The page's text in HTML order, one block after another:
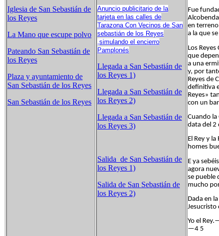
Iglesia de San Sebastián de
los Reyes
La Mano que escupe polvo
Pateando San Sebastián de
los Reyes
Plaza y ayuntamiento de
San Sebastián de los Reyes
San Sebastián de los Reyes
Anuncio publicitario de la
tarjeta en las calles de
Tarazona Con Vecinos de San
sebastián de los Reyes
,simulando el encierro
Pamplonés
Llegada a San Sebastián de
los Reyes 1)
Llegada a San Sebastián de
los Reyes 2)
Llegada a San Sebastián de
los Reyes 3)
Salida de San Sebastián de
los Reyes 1)
Salida de San Sebastián de
los Reyes 2)
Fue
en
a la que
Los
que
a una
y, por
Reyes de
definitiva
Reyes»
con un
Cuando la
data del 2
El Rey y
homes
E ya
agora
se pueble
mucho
Dada en
Jesucristo
Yo el
—4 5